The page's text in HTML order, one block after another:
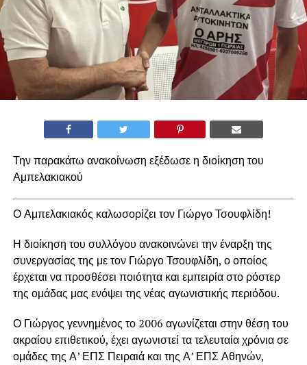
Την παρακάτω ανακοίνωση εξέδωσε η διοίκηση του
Αμπελακιακού
Ο Αμπελακιακός καλωσορίζει τον Γιώργο Τσουφλίδη!
Η διοίκηση του συλλόγου ανακοινώνει την έναρξη της
συνεργασίας της με τον Γιώργο Τσουφλίδη, ο οποίος
έρχεται να προσθέσει ποιότητα και εμπειρία στο ρόστερ
της ομάδας μας ενόψει της νέας αγωνιστικής περιόδου.
Ο Γιώργος γεννημένος το 2006 αγωνίζεται στην θέση του
ακραίου επιθετικού, έχει αγωνιστεί τα τελευταία χρόνια σε
ομάδες της Α’ ΕΠΣ Πειραιά και της Α’ ΕΠΣ Αθηνών,